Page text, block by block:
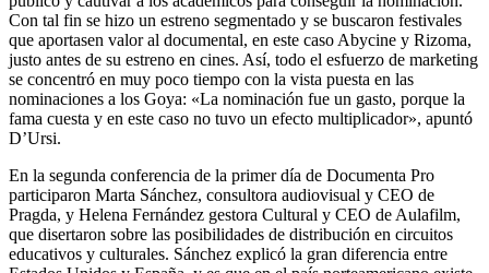
Con tal fin se hizo un estreno segmentado y se buscaron festivales
que aportasen valor al documental, en este caso Abycine y Rizoma,
justo antes de su estreno en cines. Así, todo el esfuerzo de marketing
se concentró en muy poco tiempo con la vista puesta en las
nominaciones a los Goya: «La nominación fue un gasto, porque la
fama cuesta y en este caso no tuvo un efecto multiplicador», apuntó
D’Ursi.
En la segunda conferencia de la primer día de Documenta Pro
participaron Marta Sánchez, consultora audiovisual y CEO de
Pragda, y Helena Fernández gestora Cultural y CEO de Aulafilm,
que disertaron sobre las posibilidades de distribución en circuitos
educativos y culturales. Sánchez explicó la gran diferencia entre